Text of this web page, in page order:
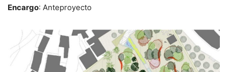
Encargo: Anteproyecto